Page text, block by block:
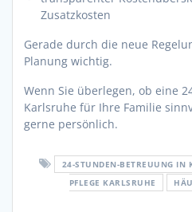
Zusatzkosten
Gerade durch die neue
Planung wichtig.
Wenn Sie überlegen, ob eine
Karlsruhe für Ihre Familie
gerne persönlich.
24-STUNDEN-BETREUUNG IN
PFLEGE KARLSRUHE